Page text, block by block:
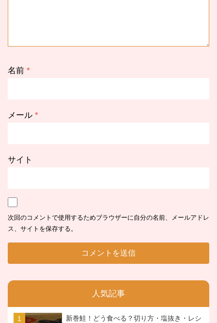
名前 *
メール *
サイト
次回のコメントで使用するためブラウザーに自分の名前、メールアドレ
ス、サイトを保存する。
人気記事
新巻鮭！どう食べる？切り方・塩抜き・レシ